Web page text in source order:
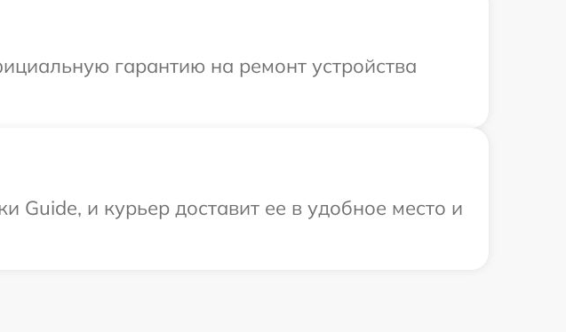
гарантию на ремонт устройства
Guide, и курьер доставит ее в удобное место и